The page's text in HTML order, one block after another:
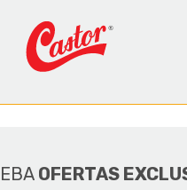
SOBRE A
OFERTAS